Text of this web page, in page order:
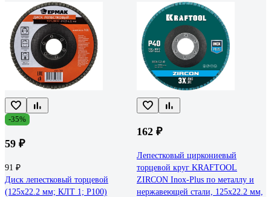
-35%
59 ₽
91 ₽
Диск лепестковый торцевой
(125х22.2 мм; КЛТ 1; Р100)
162 ₽
Лепестковый циркониевый
торцевой круг KRAFTOOL
ZIRCON Inox-Plus по металлу и
нержавеющей стали, 125x22.2 мм,